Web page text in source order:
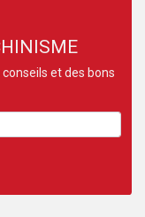
et des bons